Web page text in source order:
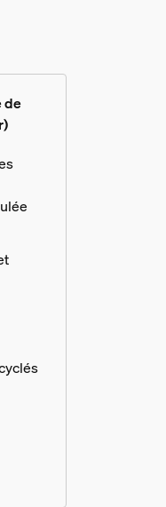
de